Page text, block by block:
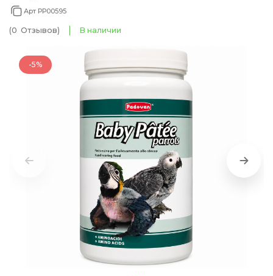
(073) 133 11 88
Арт PP00595
(0 Отзывов) В наличии
-5%